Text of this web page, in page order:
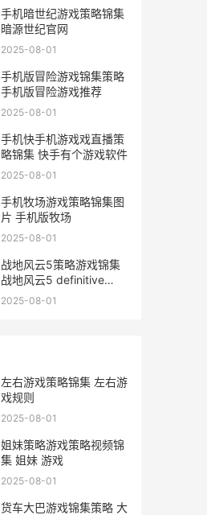
手机暗世纪游戏策略锦集
暗源世纪官网
2025-08-01
手机版冒险游戏锦集策略
手机版冒险游戏推荐
2025-08-01
手机快手机游戏戏直播策
略锦集 快手有个游戏软件
2025-08-01
手机牧场游戏策略锦集图
片 手机版牧场
2025-08-01
战地风云5策略游戏锦集
战地风云5 definitive
edition
2025-08-01
左右游戏策略锦集 左右游
戏规则
2025-08-01
姐妹策略游戏策略视频锦
集 姐妹 游戏
2025-08-01
货车大巴游戏锦集策略 大